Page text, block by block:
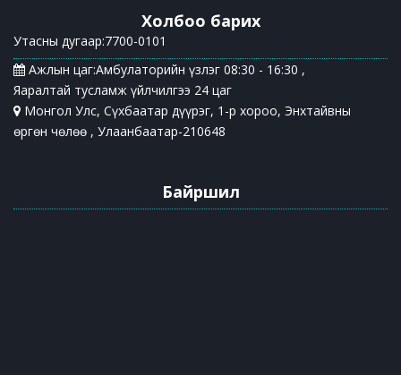
Холбоо барих
Утасны дугаар:7700-0101
Ажлын цаг:Амбулаторийн үзлэг 08:30 - 16:30 ,
Яаралтай тусламж үйлчилгээ 24 цаг
Монгол Улс, Сүхбаатар дүүрэг, 1-р хороо, Энхтайвны
өргөн чөлөө , Улаанбаатар-210648
Байршил